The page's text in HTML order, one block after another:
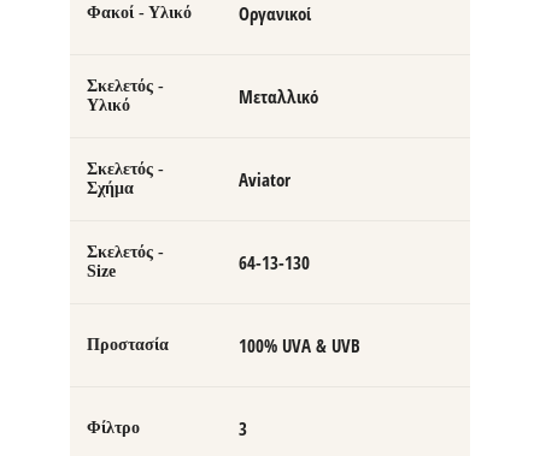
Φακοί - Υλικό Οργανικοί
Σκελετός -
Υλικό
Μεταλλικό
Σκελετός -
Σχήμα
Aviator
Σκελετός -
Size
64-13-130
Προστασία 100% UVA & UVB
Φίλτρο 3